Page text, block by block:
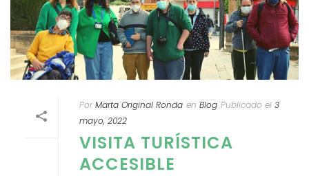
Por Marta Original Ronda en Blog Publicado el 3
mayo, 2022
VISITA TURÍSTICA
ACCESIBLE